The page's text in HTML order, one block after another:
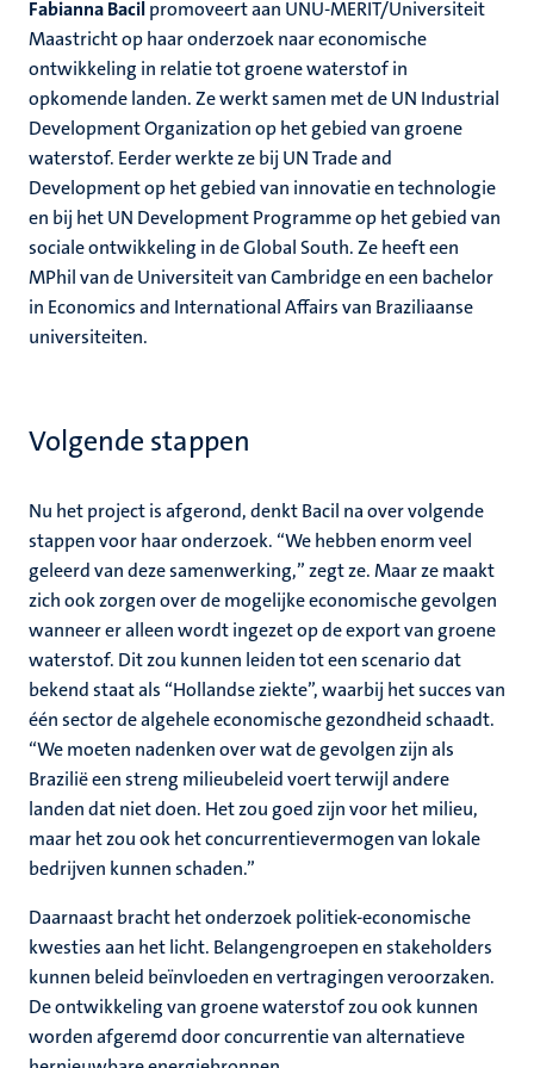
Fabianna Bacilpromoveert aan UNU-MERIT/Universiteit
Maastricht op haar onderzoek naar economische
ontwikkeling in relatie tot groene waterstof in
opkomende landen. Ze werkt samen met de UN Industrial
Development Organization op het gebied van groene
waterstof. Eerder werkte ze bij UN Trade and
Development op het gebied van innovatie en technologie
en bij het UN Development Programme op het gebied van
sociale ontwikkeling in de Global South. Ze heeft een
MPhil van de Universiteit van Cambridge en een bachelor
in Economics and International Affairs van Braziliaanse
universiteiten.
Volgende stappen
Nu het project is afgerond, denkt Bacil na over volgende
stappen voor haar onderzoek. “We hebben enorm veel
geleerd van deze samenwerking,” zegt ze. Maar ze maakt
zich ook zorgen over de mogelijke economische gevolgen
wanneer er alleen wordt ingezet op de export van groene
waterstof. Dit zou kunnen leiden tot een scenario dat
bekend staat als “Hollandse ziekte”, waarbij het succes van
één sector de algehele economische gezondheid schaadt.
“We moeten nadenken over wat de gevolgen zijn als
Brazilië een streng milieubeleid voert terwijl andere
landen dat niet doen. Het zou goed zijn voor het milieu,
maar het zou ook het concurrentievermogen van lokale
bedrijven kunnen schaden.”
Daarnaast bracht het onderzoek politiek-economische
kwesties aan het licht. Belangengroepen en stakeholders
kunnen beleid beïnvloeden en vertragingen veroorzaken.
De ontwikkeling van groene waterstof zou ook kunnen
worden afgeremd door concurrentie van alternatieve